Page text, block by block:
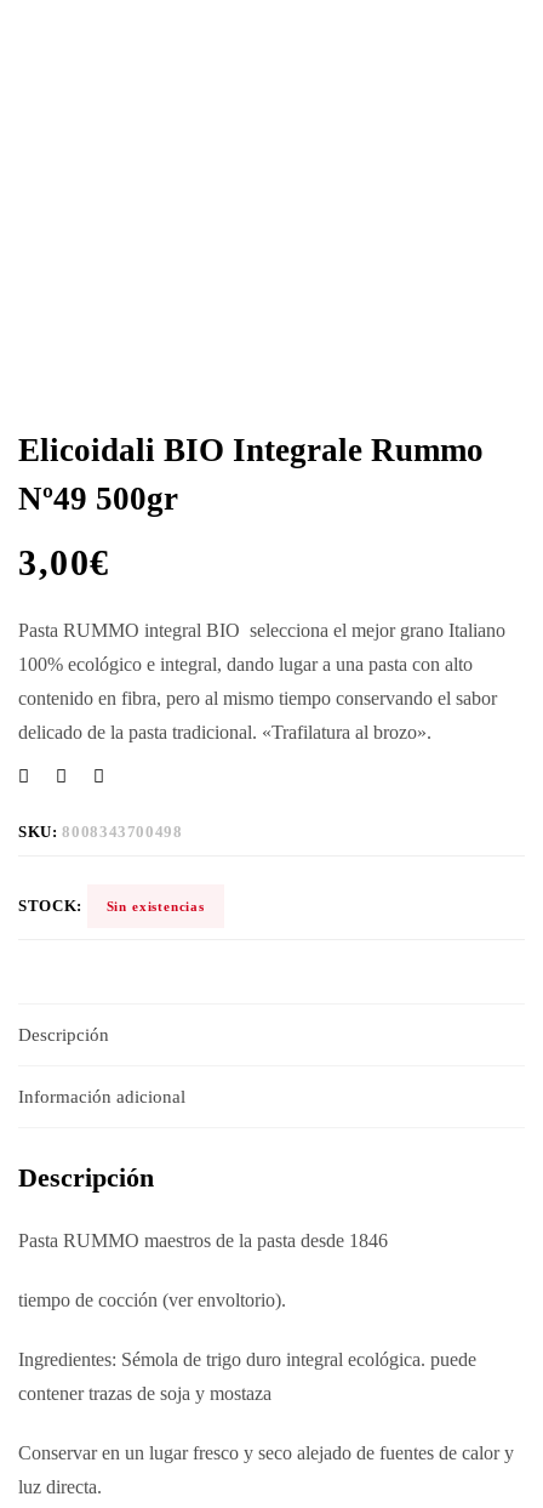
Elicoidali BIO Integrale Rummo
Nº49 500gr
3,00€
Pasta RUMMO integral BIO selecciona el mejor grano Italiano
100% ecológico e integral, dando lugar a una pasta con alto
contenido en fibra, pero al mismo tiempo conservando el sabor
delicado de la pasta tradicional. «Trafilatura al brozo».
SKU:8008343700498
STOCK: Sin existencias
Descripción
Información adicional
Descripción
Pasta RUMMO maestros de la pasta desde 1846
tiempo de cocción (ver envoltorio).
Ingredientes: Sémola de trigo duro integral ecológica. puede
contener trazas de soja y mostaza
Conservar en un lugar fresco y seco alejado de fuentes de calor y
luz directa.